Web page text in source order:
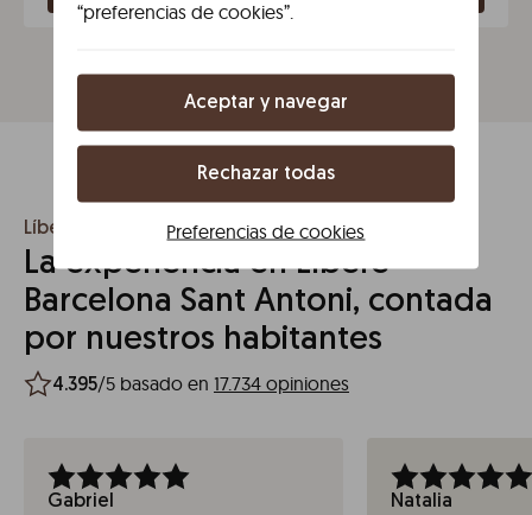
Líbere Barcelona Sant Antoni
La experiencia en Líbere
Barcelona Sant Antoni, contada
por nuestros habitantes
4.395/5 basado en 17.734 opiniones
Gabriel Natalia
“preferencias de cookies”.
Aceptar y navegar
Rechazar todas
Preferencias de cookies